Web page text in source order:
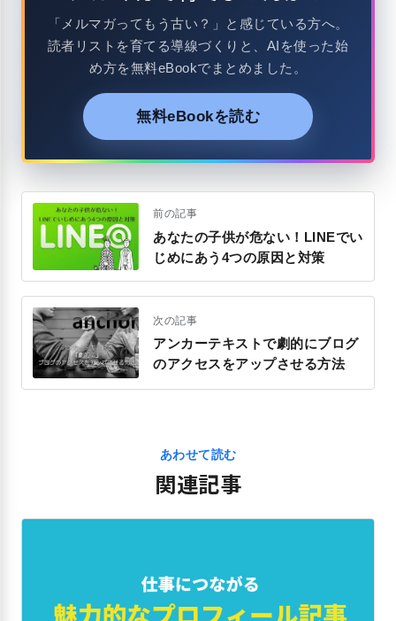
「メルマガってもう古い？」と感じている方へ。
読者リストを育てる導線づくりと、AIを使った始
め方を無料eBookでまとめました。
無料eBookを読む
前の記事
あなたの子供が危ない！LINEでい
じめにあう4つの原因と対策
次の記事
アンカーテキストで劇的にブログ
のアクセスをアップさせる方法
あわせて読む
関連記事